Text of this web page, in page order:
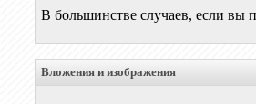
В большинстве случаев, если вы
Вложения и изображения